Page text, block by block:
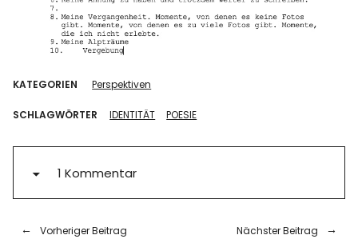
KATEGORIEN Perspektiven
SCHLAGWÖRTER IDENTITÄT POESIE
1 Kommentar
Vorheriger Beitrag
Nächster Beitrag